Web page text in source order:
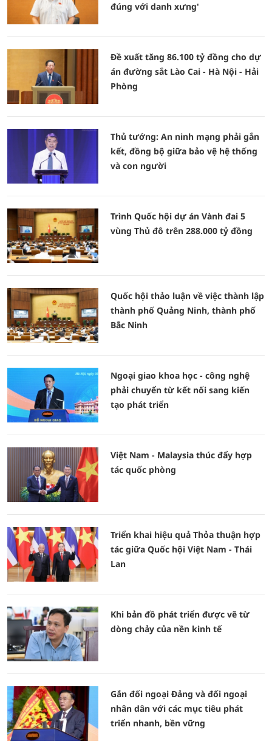
đúng với danh xưng'
Đề xuất tăng 86.100 tỷ đồng cho dự
án đường sắt Lào Cai - Hà Nội - Hải
Phòng
Thủ tướng: An ninh mạng phải gắn
kết, đồng bộ giữa bảo vệ hệ thống
và con người
Trình Quốc hội dự án Vành đai 5
vùng Thủ đô trên 288.000 tỷ đồng
Quốc hội thảo luận về việc thành lập
thành phố Quảng Ninh, thành phố
Bắc Ninh
Ngoại giao khoa học - công nghệ
phải chuyển từ kết nối sang kiến
tạo phát triển
Việt Nam - Malaysia thúc đẩy hợp
tác quốc phòng
Triển khai hiệu quả Thỏa thuận hợp
tác giữa Quốc hội Việt Nam - Thái
Lan
Khi bản đồ phát triển được vẽ từ
dòng chảy của nền kinh tế
Gắn đối ngoại Đảng và đối ngoại
nhân dân với các mục tiêu phát
triển nhanh, bền vững